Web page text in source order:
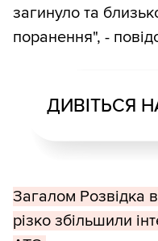
загинуло та
поранення", -
ДИВІТЬСЯ
Загалом Розвідка
різко збільшили